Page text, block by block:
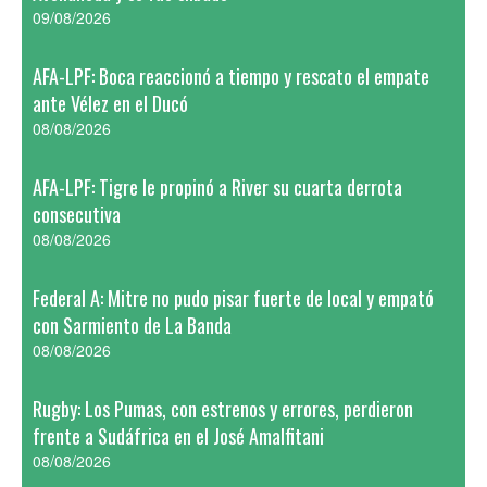
09/08/2026
AFA-LPF: Boca reaccionó a tiempo y rescato el empate
ante Vélez en el Ducó
08/08/2026
AFA-LPF: Tigre le propinó a River su cuarta derrota
consecutiva
08/08/2026
Federal A: Mitre no pudo pisar fuerte de local y empató
con Sarmiento de La Banda
08/08/2026
Rugby: Los Pumas, con estrenos y errores, perdieron
frente a Sudáfrica en el José Amalfitani
08/08/2026